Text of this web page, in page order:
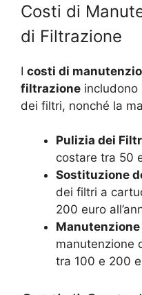
Costi di
di Filtrazione
I costi di
filtrazione includono
dei filtri, nonché la
Pulizia dei
costare tra 50
Sostituzione
dei filtri a
200 euro
Manutenzione
manutenzione
tra 100 e 200